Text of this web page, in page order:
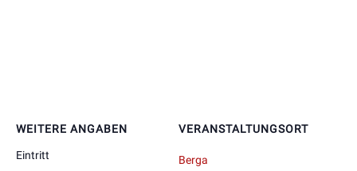
VERANSTALTUNGSORT
Berga
WEITERE ANGABEN
Eintritt